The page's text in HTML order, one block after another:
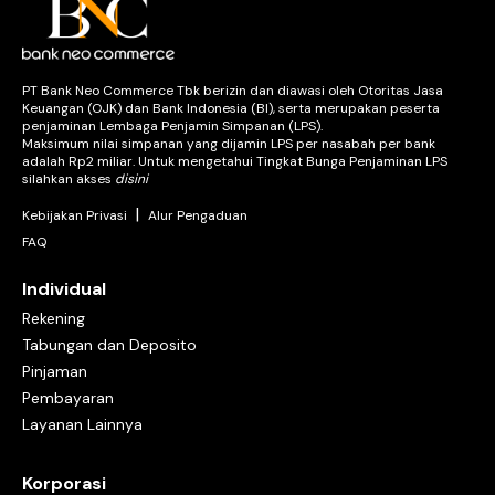
Kelengkapan dokumen
Bank mempunyai ketentuan berbeda soal dokumen administrasi
sebagai syarat pengajuan pinjaman. Pastikan sudah melengkapi
semua dokumen yang dibutuhkan.
Sesuaikan besar pinjaman dengan penghasilan
Seimbangkan besaran pinjaman dengan penghasilan atau
kemampuan finansial pribadi. Hal ini dilakukan agar pembayaran
tagihan di masa depan bisa lebih mudah.
Perhatikan riwayat kredit
Tinjau kembali riwayat kredit pribadi. Pastikan tidak pernah ada
tunggakan dan tepat membayar tepat waktu. Riwayat kredit
yang lancar akan sangat memudahkan ketika ingin mengajukan
Selain itu, ajukan pinjaman ke bank yang terpercaya karena
sudah berizin dan diawasi OJK supaya lebih aman.
Produk pinjaman Bank Neo Commerce
Bank Neo Commerce tak hanya punya produk simpanan seperti
tabungan dan deposito. Ada juga produk unggulan lainnya
PT Bank Neo Commerce Tbk berizin dan diawasi oleh Otoritas Jasa
Keuangan (OJK) dan Bank Indonesia (BI), serta merupakan peserta
penjaminan Lembaga Penjamin Simpanan (LPS).
Maksimum nilai simpanan yang dijamin LPS per nasabah per bank
adalah Rp2 miliar. Untuk mengetahui Tingkat Bunga Penjaminan LPS
silahkan akses disini
Kebijakan Privasi | Alur Pengaduan
FAQ
Individual
Rekening
Tabungan dan Deposito
Pinjaman
Pembayaran
Layanan Lainnya
Korporasi